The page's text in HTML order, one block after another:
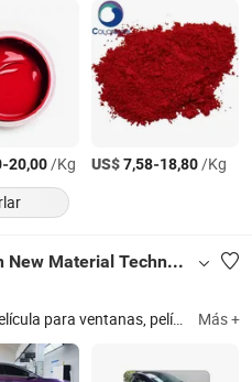
-20,00/Kg US$7,58-18,80/Kg
Guangzhou Membrane Jiaxin New Material Technology Co., Ltd.
para ventanas, película de cambio de color Más +